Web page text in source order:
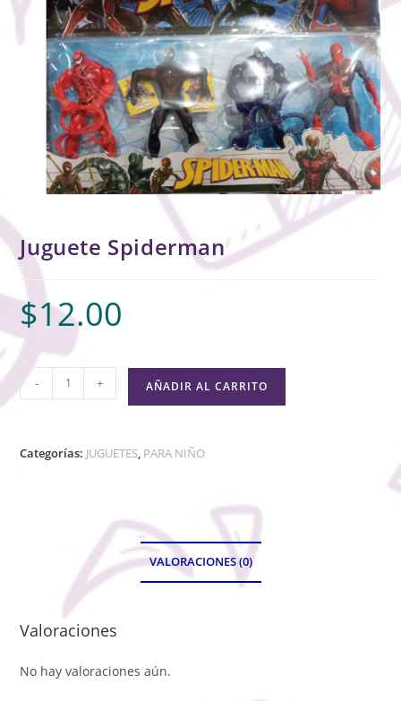
🔍
Juguete Spiderman
$12.00
- + AÑADIR AL CARRITO
Categorías: JUGUETES, PARA NIÑO
VALORACIONES (0)
Valoraciones
No hay valoraciones aún.